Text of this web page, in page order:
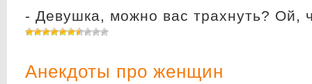
- Девушка, можно вас трахнуть? Ой,
Анекдоты про женщин